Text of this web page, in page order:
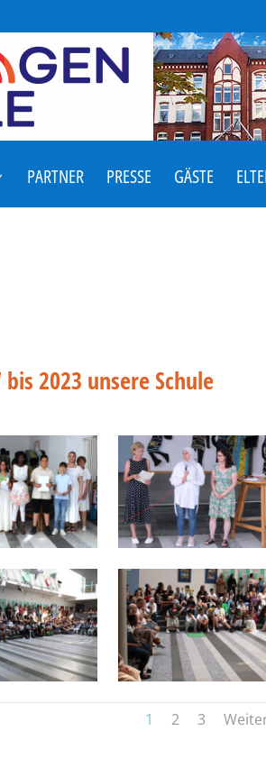
PARTNER PRESSE GÄSTE
2023 unsere Schule
1 2 3